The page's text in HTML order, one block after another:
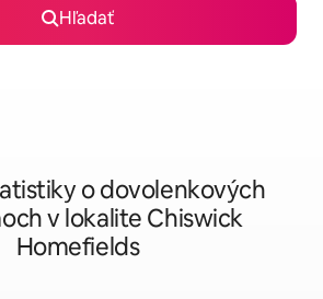
Hľadať
o dovolenkových
v lokalite Chiswick
Homefields